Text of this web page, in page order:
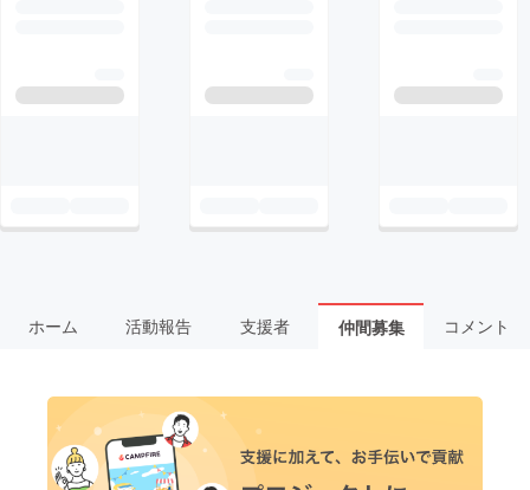
ホーム 活動報告 支援者 仲間募集 コメント